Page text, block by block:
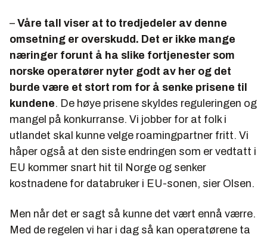
– Våre tall viser at to tredjedeler av denne
omsetning er overskudd. Det er ikke mange
næringer forunt å ha slike fortjenester som
norske operatører nyter godt av her og det
burde være et stort rom for å senke prisene til
kundene. De høye prisene skyldes reguleringen og
mangel på konkurranse. Vi jobber for at folk i
utlandet skal kunne velge roamingpartner fritt. Vi
håper også at den siste endringen som er vedtatt i
EU kommer snart hit til Norge og senker
kostnadene for databruker i EU-sonen, sier Olsen.
Men når det er sagt så kunne det vært ennå værre.
Med de regelen vi har i dag så kan operatørene ta